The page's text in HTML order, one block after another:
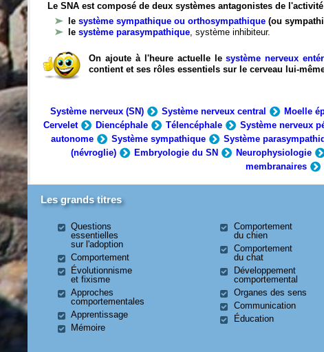
Le SNA est composé de deux systèmes antagonistes de
lesystème sympathique ou orthosympathique (ou
lesystème parasympathique, système inhibiteur.
On ajoute à l'heure actuelle lesystème nerveux
contient et ses rôles essentiels sur le cerveau lui-
Système nerveux (SN) Système nerveux central Moelle
Cervelet
Diencéphale Télencéphale Système nerveux
autonome
Système sympathique Système
(névroglie)
Embryologie du SN Neurophysiologie
membranaires
Les grands titres
Questions
essentielles
sur l'adoption
Comportement
Évolutionnisme
et fixisme
Approches
comportementales
Apprentissage
Mémoire
Comportement
du chien
Comportement
du chat
Développement
comportemental
Organes des sens
Communication
Éducation